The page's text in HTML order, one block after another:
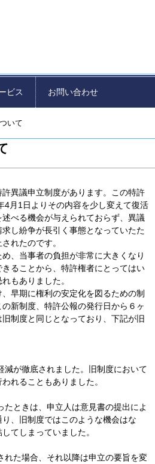
ビス お問い合わせ
いて
異議申立制度があります。この特許
月1日よりその内容を少し変えて復活
べる機会が与えられておらず、異議
し紛争が長引く事態となっていたた
れたのです。
、当事者の負担が非常に大きくなり
ることから、特許権者にとってはい
もありました。
早期に権利の安定化を図るための制
新制度、特許公報の発行日から６ヶ
制度と同じとなっており、下記が旧
が徹底されました。旧制度において
れることもありました。
ときは、申立人は意見書の提出によ
、旧制度ではこのような機会はな
てしまっていました。
た場合、それ以降は申立の要旨を変